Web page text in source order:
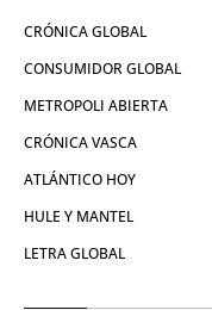
CRÓNICA GLOBAL
CONSUMIDOR GLOBAL
METROPOLI ABIERTA
CRÓNICA VASCA
ATLÁNTICO HOY
HULE Y MANTEL
LETRA GLOBAL